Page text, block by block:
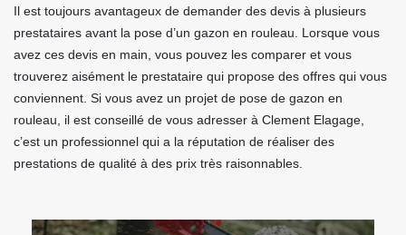
Il est toujours avantageux de demander des devis à plusieurs
prestataires avant la pose d’un gazon en rouleau. Lorsque vous
avez ces devis en main, vous pouvez les comparer et vous
trouverez aisément le prestataire qui propose des offres qui vous
conviennent. Si vous avez un projet de pose de gazon en
rouleau, il est conseillé de vous adresser à Clement Elagage,
c’est un professionnel qui a la réputation de réaliser des
prestations de qualité à des prix très raisonnables.